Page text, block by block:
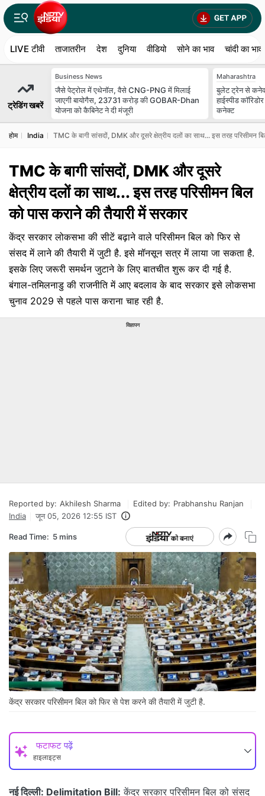
LIVE टीवी ताजातरीन देश दुनिया वीडियो सोने का भाव चांदी का भाव
ट्रेडिंग खबरें
Business News
जैसे पेट्रोल में एथेनॉल, वैसे CNG-PNG में मिलाई
जाएगी बायोगैस, 23731 करोड़ की GOBAR-Dhan
योजना को कैबिनेट ने दी मंजूरी
Maharashtra
बुलेट ट्रेन से
हाईस्पीड
कनेक्ट
होम India TMC के बागी सांसदों, DMK और दूसरे क्षेत्रीय दलों का साथ... इस तरह परिसीमन
TMC के बागी सांसदों, DMK और दूसरे
क्षेत्रीय दलों का साथ... इस तरह परिसीमन बिल
को पास कराने की तैयारी में सरकार
केंद्र सरकार लोकसभा की सीटें बढ़ाने वाले परिसीमन बिल को फिर से
संसद में लाने की तैयारी में जुटी है. इसे मॉनसून सत्र में लाया जा सकता है.
इसके लिए जरूरी समर्थन जुटाने के लिए बातचीत शुरू कर दी गई है.
बंगाल-तमिलनाडु की राजनीति में आए बदलाव के बाद सरकार इसे लोकसभा
चुनाव 2029 से पहले पास कराना चाह रही है.
विज्ञापन
Reported by: Akhilesh Sharma Edited by: Prabhanshu Ranjan
India
जून 05, 2026 12:55 IST
Read Time: 5 mins
केंद्र सरकार परिसीमन बिल को फिर से पेश करने की तैयारी में जुटी है.
फटाफट पढ़ें
हाइलाइट्स
नई दिल्ली: Delimitation Bill: केंद्र सरकार परिसीमन बिल को संसद